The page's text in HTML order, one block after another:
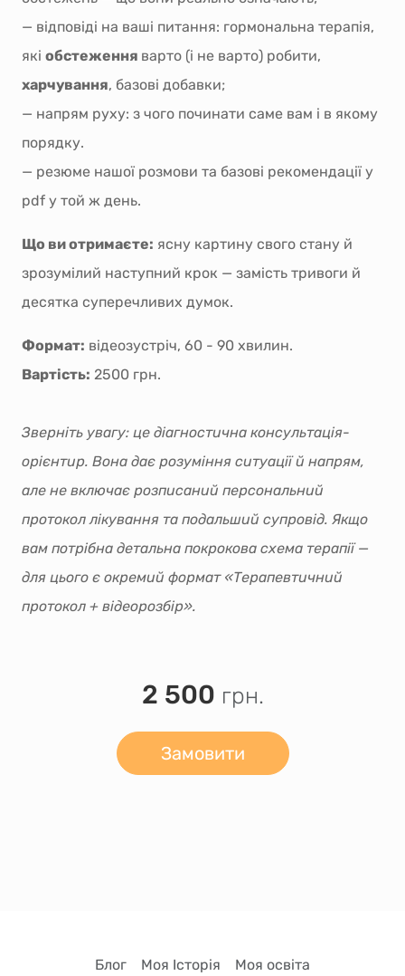
— відповіді на ваші питання: гормональна терапія,
які обстеження варто (і не варто) робити,
харчування, базові добавки;
— напрям руху: з чого починати саме вам і в якому
порядку.
— резюме нашої розмови та базові рекомендації у
pdf у той ж день.
Що ви отримаєте: ясну картину свого стану й
зрозумілий наступний крок — замість тривоги й
десятка суперечливих думок.
Формат: відеозустріч, 60 - 90 хвилин.
Вартість: 2500 грн.
Зверніть увагу: це діагностична консультація-
орієнтир. Вона дає розуміння ситуації й напрям,
але не включає розписаний персональний
протокол лікування та подальший супровід. Якщо
вам потрібна детальна покрокова схема терапії —
для цього є окремий формат «Терапевтичний
протокол + відеорозбір».
2 500 грн.
Замовити
Блог Моя Історія Моя освіта